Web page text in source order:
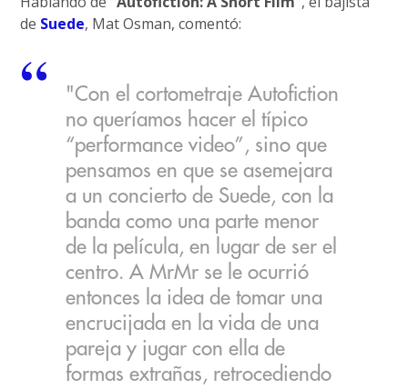
de Suede, Mat Osman, comentó:
"Con el cortometraje Autofiction
no queríamos hacer el típico
“performance video”, sino que
pensamos en que se asemejara
a un concierto de Suede, con la
banda como una parte menor
de la película, en lugar de ser el
centro. A MrMr se le ocurrió
entonces la idea de tomar una
encrucijada en la vida de una
pareja y jugar con ella de
formas extrañas, retrocediendo